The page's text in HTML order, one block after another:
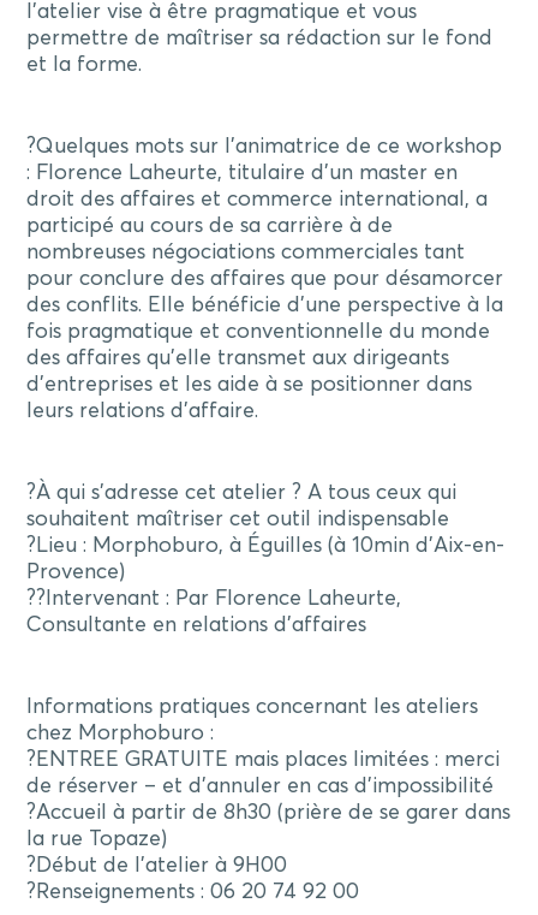
l’atelier vise à être pragmatique et vous
permettre de maîtriser sa rédaction sur le fond
et la forme.
?Quelques mots sur l’animatrice de ce workshop
: Florence Laheurte, titulaire d’un master en
droit des affaires et commerce international, a
participé au cours de sa carrière à de
nombreuses négociations commerciales tant
pour conclure des affaires que pour désamorcer
des conflits. Elle bénéficie d’une perspective à la
fois pragmatique et conventionnelle du monde
des affaires qu’elle transmet aux dirigeants
d’entreprises et les aide à se positionner dans
leurs relations d’affaire.
?À qui s’adresse cet atelier ? A tous ceux qui
souhaitent maîtriser cet outil indispensable
?Lieu : Morphoburo, à Éguilles (à 10min d’Aix-en-
Provence)
?‍?Intervenant : Par Florence Laheurte,
Consultante en relations d’affaires
Informations pratiques concernant les ateliers
chez Morphoburo :
?ENTREE GRATUITE mais places limitées : merci
de réserver – et d’annuler en cas d’impossibilité
?Accueil à partir de 8h30 (prière de se garer dans
la rue Topaze)
?Début de l’atelier à 9H00
?Renseignements : 06 20 74 92 00